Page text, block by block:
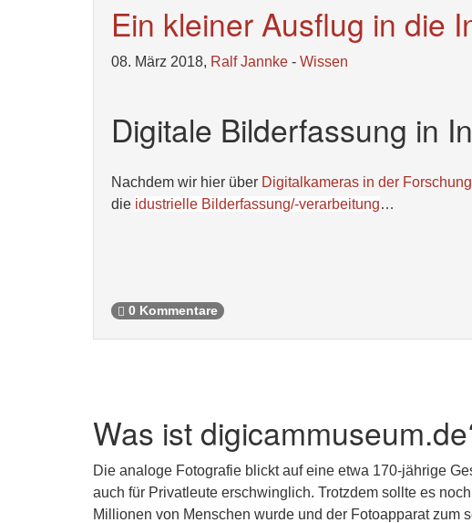
Ein kleiner Ausflug in die
08. März 2018, Ralf Jannke - Wissen
Digitale Bilderfassung in
Nachdem wir hier über Digitalkameras in der Forschung
die idustrielle Bilderfassung/-verarbeitung…
0 Kommentare
Was ist
Die analoge Fotografie blickt auf eine etwa 170-jährige
auch für Privatleute erschwinglich. Trotzdem sollte es
Millionen von Menschen wurde und der Fotoapparat zum